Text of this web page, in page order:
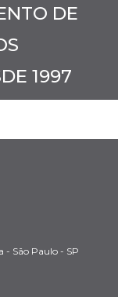
DE
1997
- São Paulo - SP